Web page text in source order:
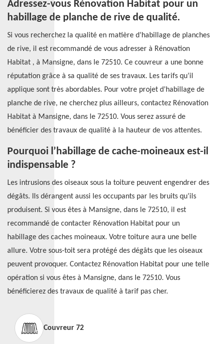
Adressez-vous Rénovation Habitat pour un
habillage de planche de rive de qualité.
Si vous recherchez la qualité en matière d’habillage de planches
de rive, il est recommandé de vous adresser à Rénovation
Habitat , à Mansigne, dans le 72510. Ce couvreur a une bonne
réputation grâce à sa qualité de ses travaux. Les tarifs qu’il
applique sont très abordables. Pour votre projet d’habillage de
planche de rive, ne cherchez plus ailleurs, contactez Rénovation
Habitat à Mansigne, dans le 72510. Vous serez assuré de
bénéficier des travaux de qualité à la hauteur de vos attentes.
Pourquoi l’habillage de cache-moineaux est-il
indispensable ?
Les intrusions des oiseaux sous la toiture peuvent engendrer des
dégâts. Ils dérangent aussi les occupants par les bruits qu’ils
produisent. Si vous êtes à Mansigne, dans le 72510, il est
recommandé de contacter Rénovation Habitat pour un
habillage des caches moineaux. Votre toiture aura une belle
allure. Votre sous-toit sera protégé des dégâts que les oiseaux
peuvent provoquer. Contactez Rénovation Habitat pour une telle
opération si vous êtes à Mansigne, dans le 72510. Vous
bénéficierez des travaux de qualité à tarif pas cher.
Couvreur 72